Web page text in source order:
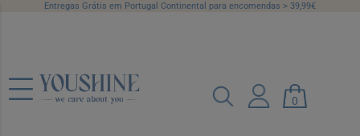
Entregas Grátis em Portugal Continental para encomendas > 39,99€
0
Arkotos Tosse Seca Comp Limao X24